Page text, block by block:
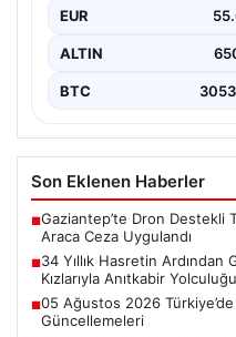
EUR
ALTIN
BTC
Son Eklenen Haberler
■Gaziantep’te Dron Destekli
Araca Ceza Uygulandı
■34 Yıllık Hasretin
Kızlarıyla Anıtkabir Yolculuğu
■05 Ağustos 2026
Güncellemeleri